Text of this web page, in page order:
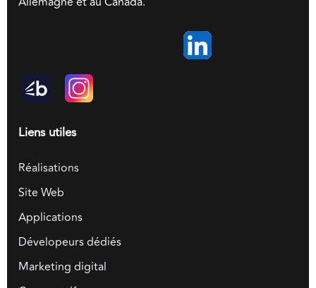
Liens utiles
Réalisations
Site Web
Applications
Dévelopeurs dédiés
Marketing digital